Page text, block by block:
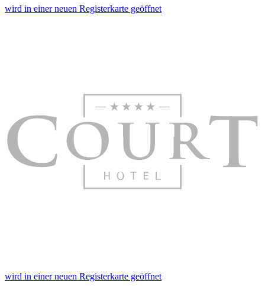
wird in einer neuen Registerkarte geöffnet
wird in einer neuen Registerkarte geöffnet